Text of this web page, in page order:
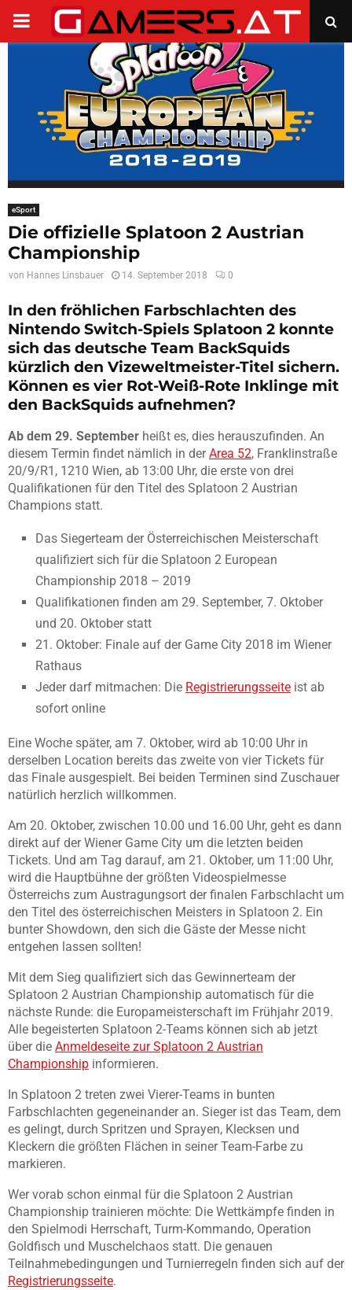
PRIMARY
eSport
Die offizielle Splatoon 2 Austrian
Championship
von Hannes Linsbauer 14. September 2018 0
In den fröhlichen Farbschlachten des
Nintendo Switch-Spiels Splatoon 2 konnte
sich das deutsche Team BackSquids
kürzlich den Vizeweltmeister-Titel sichern.
Können es vier Rot-Weiß-Rote Inklinge mit
den BackSquids aufnehmen?
Ab dem 29. September heißt es, dies herauszufinden. An
diesem Termin findet nämlich in derArea 52, Franklinstraße
20/9/R1, 1210 Wien, ab 13:00 Uhr, die erste von drei
Qualifikationen für den Titel des Splatoon 2 Austrian
Champions statt.
Das Siegerteam der Österreichischen Meisterschaft
qualifiziert sich für die Splatoon 2 European
Championship 2018 – 2019
Qualifikationen finden am 29. September, 7. Oktober
und 20. Oktober statt
21. Oktober: Finale auf der Game City 2018 im Wiener
Rathaus
Jeder darf mitmachen: Die Registrierungsseite ist ab
sofort online
Eine Woche später, am 7. Oktober, wird ab 10:00 Uhr in
derselben Location bereits das zweite von vier Tickets für
das Finale ausgespielt. Bei beiden Terminen sind Zuschauer
natürlich herzlich willkommen.
Am 20. Oktober, zwischen 10.00 und 16.00 Uhr, geht es dann
direkt auf der Wiener Game City um die letzten beiden
Tickets. Und am Tag darauf, am 21. Oktober, um 11:00 Uhr,
wird die Hauptbühne der größten Videospielmesse
Österreichs zum Austragungsort der finalen Farbschlacht um
den Titel des österreichischen Meisters in Splatoon 2. Ein
bunter Showdown, den sich die Gäste der Messe nicht
entgehen lassen sollten!
Mit dem Sieg qualifiziert sich das Gewinnerteam der
Splatoon 2 Austrian Championship automatisch für die
nächste Runde: die Europameisterschaft im Frühjahr 2019.
Alle begeisterten Splatoon 2-Teams können sich ab jetzt
über die Anmeldeseite zur Splatoon 2 Austrian
Championship informieren.
In Splatoon 2 treten zwei Vierer-Teams in bunten
Farbschlachten gegeneinander an. Sieger ist das Team, dem
es gelingt, durch Spritzen und Sprayen, Klecksen und
Kleckern die größten Flächen in seiner Team-Farbe zu
markieren.
Wer vorab schon einmal für die Splatoon 2 Austrian
Championship trainieren möchte: Die Wettkämpfe finden in
den Spielmodi Herrschaft, Turm-Kommando, Operation
Goldfisch und Muschelchaos statt. Die genauen
Teilnahmebedingungen und Turnierregeln finden sich auf der
Registrierungsseite.